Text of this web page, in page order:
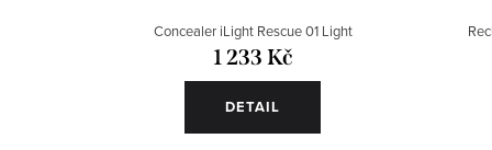
Concealer iLight Rescue 01 Light
1 233 Kč
DETAIL